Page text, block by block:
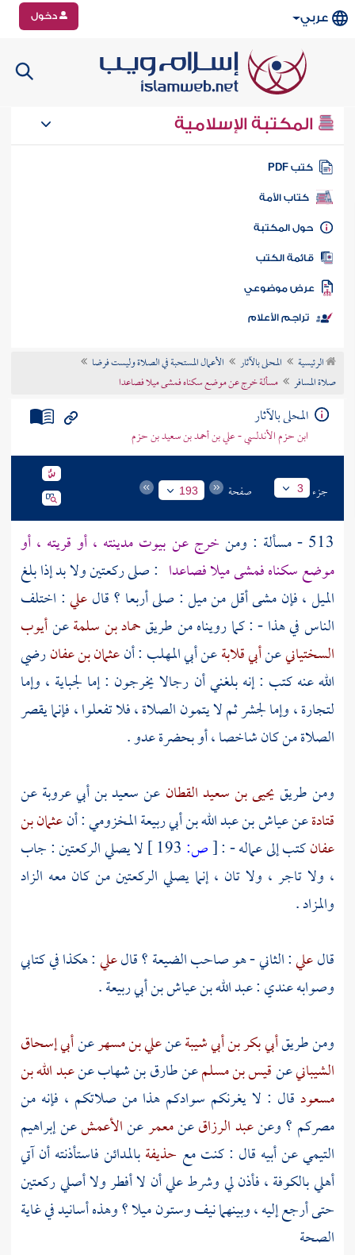
عربي دخول
المكتبة الإسلامية
كتب PDF
كتاب الأمة
المكتبة
الكتب
موضوعي
تراجم الأعلام
الرئيسية المحلى بالآثار
الأعمال المستحبة في الصلاة وليست فرضا
صلاة المسافر
مسألة خرج عن موضع سكناه فمشى ميلا فصاعدا
المحلى بالآثار
ابن حزم الأندلسي - علي بن أحمد بن سعيد بن حزم
جزء 3 صفحة 193
513 - مسألة : ومن
خرج عن بيوت مدينته ، أو قريته ، أو
موضع سكناه فمشى ميلا فصاعدا : صلى ركعتين ولا بد إذا بلغ
الميل ، فإن مشى أقل من ميل : صلى أربعا ؟ قالعلي: اختلف
الناس في هذا - : كما رويناه من طريقحماد بن سلمةعنأيوب
السختيانيعنأبي قلابةعنأبي المهلب : أنعثمان بن عفانرضي
الله عنه كتب : إنه بلغني أن رجالا يخرجون : إما لجباية ، وإما
لتجارة ، وإما لجشر ثم لا يتمون الصلاة ، فلا تفعلوا ، فإنما يقصر
الصلاة من كان شاخصا ، أو بحضرة عدو .
ومن طريقيحيى بن سعيد القطان عنسعيد بن أبي عروبةعن
قتادةعنعياش بن عبد الله بن أبي ربيعة المخزومي: أنعثمان بن
عفانكتب إلى عماله - :[ص:
لا يصلي الركعتين : جاب
، ولا تاجر ، ولا تان ، إنما يصلي الركعتين من كان معه الزاد
والمزاد .
قالعلي: الثاني - هو صاحب الضيعة ؟ قالعلي: هكذا في كتابي
وصوابه عندي :عبد الله بن عياش بن أبي ربيعة.
ومن طريقأبي بكر بن أبي شيبةعنعلي بن مسهرعنأبي إسحاق
الشيبانيعنقيس بن مسلمعنطارق بن شهابعنعبد الله بن
مسعود قال : لا يغرنكم سوادكم هذا من صلاتكم ، فإنه من
مصركم ؟ وعنعبد الرزاقعنمعمرعنالأعمشعنإبراهيم
التيميعن أبيه قال : كنت مع حذيفةبالمدائنفاستأذنته أن آتي
أهليبالكوفة، فأذن لي وشرط علي أن لا أفطر ولا أصلي ركعتين
حتى أرجع إليه ، وبينهما نيف وستون ميلا ؟ وهذه أسانيد في غاية
الصحة